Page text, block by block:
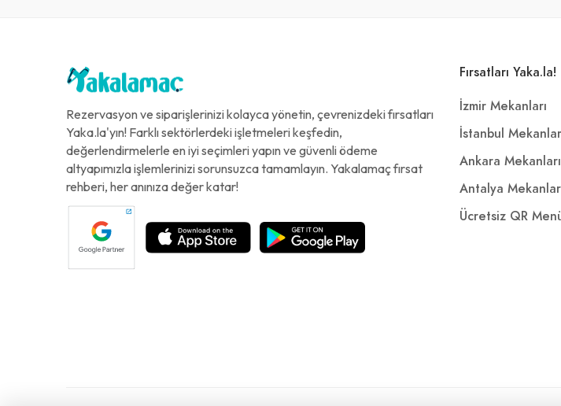
Rezervasyon ve siparişlerinizi kolayca yönetin, çevrenizdeki fırsatları
Yaka.la'yın! Farklı sektörlerdeki işletmeleri keşfedin,
değerlendirmelerle en iyi seçimleri yapın ve güvenli ödeme
altyapımızla işlemlerinizi sorunsuzca tamamlayın. Yakalamaç fırsat
rehberi, her anınıza değer katar!
Fırsatları Yaka.la!
İzmir Mekanları
İstanbul
Ankara Mekanları
Antalya
Ücretsiz QR